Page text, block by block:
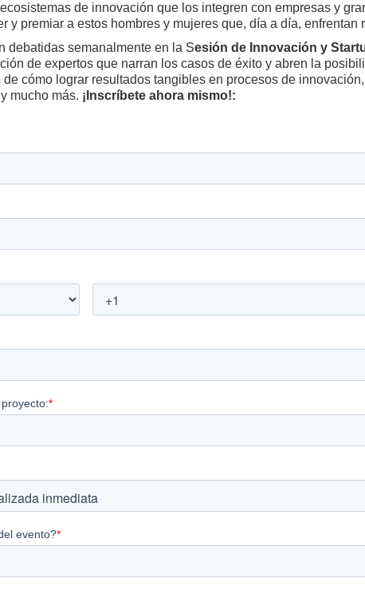
de innovación que los integren con empresas y
y premiar a estos hombres y mujeres que, día a día, enfrentan
debatidas semanalmente en la Sesión de Innovación y
de expertos que narran los casos de éxito y abren la
cómo lograr resultados tangibles en procesos de
mucho más. ¡Inscríbete ahora mismo!: